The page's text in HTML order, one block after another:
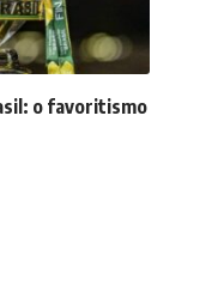
o favoritismo